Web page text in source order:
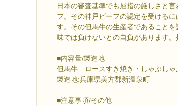
日本の審査基準でも屈指の厳しさと
フ。その神戸ビーフの認定を受ける
す。その但馬牛の生産者であること
味では負けないとの自負があります。
■内容量/製造地
但馬牛 ロースすき焼き・しゃぶしゃ
製造地:兵庫県美方郡新温泉町
■注意事項/その他